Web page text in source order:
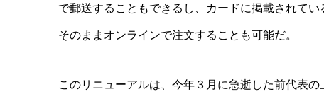
で郵送することもできるし、 カードに掲載されてい
そのまま オンラインで注文することも可能だ。
このリニューアルは、今年３月に急逝した前代表